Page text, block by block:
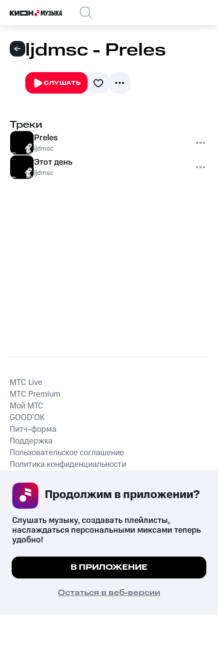
ljdmsc - Preles
СЛУШАТЬ
Треки
Preles
ljdmsc
Этот день
ljdmsc
СКАЧАТЬ ПРИЛОЖЕНИЕ
MTС Live
MTС Premium
Мой МТС
GOOD’OK
Питч-форма
Поддержка
Пользовательское соглашение
Политика конфиденциальности
психотропных веществ, их аналогов причиняет вред здоровью,
их незаконный оборот запрещён и влечёт установленную
законодательством ответственность.
© 2026 ООО «КИОН».
Все права защищены
Мы используем куки, чтобы на сайте все
Подробнее
ПОНЯТНО
Слушать музыку, создавать плейлисты,
наслаждаться персональными миксами теперь
удобно!
В ПРИЛОЖЕНИЕ
Остаться в веб-версии